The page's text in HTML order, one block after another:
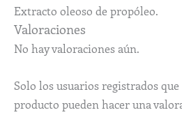
Extracto oleoso de propóleo.
Valoraciones
No hay valoraciones aún.
Solo los usuarios registrados
producto pueden hacer una